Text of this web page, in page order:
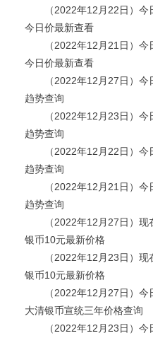
（2022年12月22日）今
今日价最新查看
（2022年12月21日）今
今日价最新查看
（2022年12月27日）今
趋势查询
（2022年12月23日）今
趋势查询
（2022年12月22日）今
趋势查询
（2022年12月21日）今
趋势查询
（2022年12月27日）现
银币10元最新价格
（2022年12月23日）现
银币10元最新价格
（2022年12月27日）今
大清银币宣统三年价格查询
（2022年12月23日）今